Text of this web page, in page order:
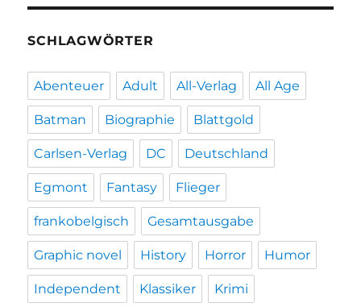
SCHLAGWÖRTER
Abenteuer Adult All-Verlag All Age
Batman Biographie Blattgold
Carlsen-Verlag DC Deutschland
Egmont Fantasy Flieger
frankobelgisch Gesamtausgabe
Graphic novel History Horror Humor
Independent Klassiker Krimi